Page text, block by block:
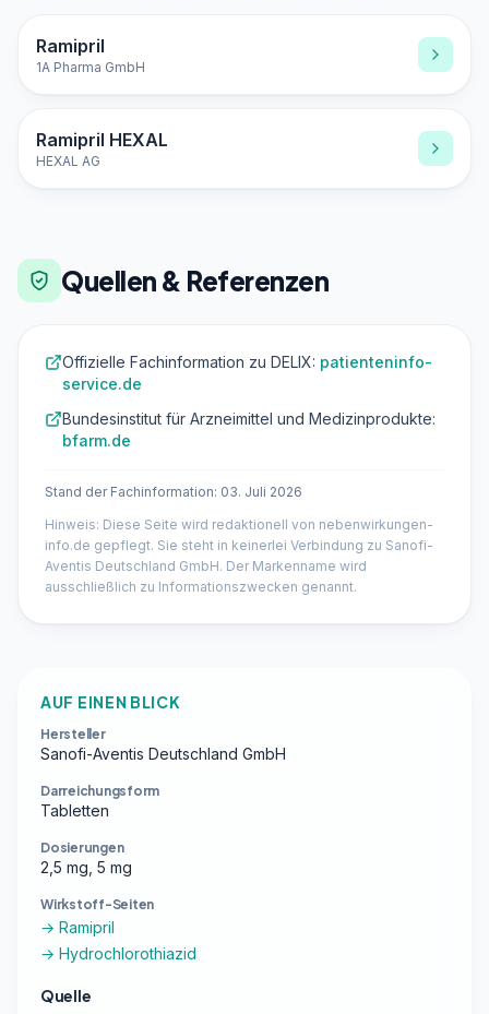
Ramipril
1A Pharma GmbH
Ramipril HEXAL
HEXAL AG
Quellen & Referenzen
Offizielle Fachinformation zu DELIX: patienteninfo-
service.de
Bundesinstitut für Arzneimittel und Medizinprodukte:
bfarm.de
Stand der Fachinformation: 03. Juli 2026
Hinweis: Diese Seite wird redaktionell von nebenwirkungen-
info.de gepflegt. Sie steht in keinerlei Verbindung zu Sanofi-
Aventis Deutschland GmbH. Der Markenname wird
ausschließlich zu Informationszwecken genannt.
AUF EINEN BLICK
Hersteller
Sanofi-Aventis Deutschland GmbH
Darreichungsform
Tabletten
Dosierungen
2,5 mg, 5 mg
Wirkstoff-Seiten
→ Ramipril
→ Hydrochlorothiazid
Quelle